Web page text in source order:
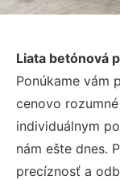
Liata betónová
Ponúkame vám
cenovo
individuálnym
nám ešte dnes.
precíznosť a